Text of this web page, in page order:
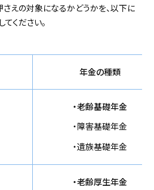
えの対象になるかどうかを、以下に
ください。
年金の種類
・老齢基礎年金
・障害基礎年金
・遺族基礎年金
・老齢厚生年金